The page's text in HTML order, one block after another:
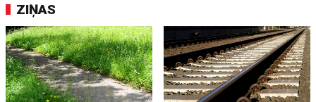
ZIŅAS